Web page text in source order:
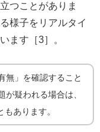
つことがありま
様子をリアルタイ
ます［3］。
無」を確認すること
が疑われる場合は、
もあります。